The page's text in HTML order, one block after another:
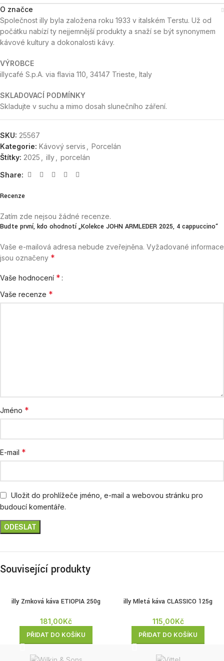
O značce
Společnost illy byla založena roku 1933 v italském Terstu. Už od
počátku nabízí ty nejjemnější produkty a snaží se být synonymem
kávové kultury a dokonalosti kávy.
VÝROBCE
illycafé S.p.A. via flavia 110, 34147 Trieste, Italy
SKLADOVACÍ PODMÍNKY
Skladujte v suchu a mimo dosah slunečního záření.
SKU: 25567
Kategorie: Kávový servis
Porcelán
Štítky: 2025 illy porcelán
Share:
Recenze
Zatím zde nejsou žádné recenze.
Buďte první, kdo ohodnotí „Kolekce JOHN ARMLEDER 2025, 4 cappuccino“
Vaše e-mailová adresa nebude zveřejněna. Vyžadované informace
jsou označeny *
Vaše hodnocení *
Vaše recenze *
Jméno *
E-mail *
Uložit do prohlížeče jméno, e-mail a webovou stránku pro
budoucí komentáře.
Související produkty
illy Zrnková káva ETIOPIA 250g
181,00Kč
PŘIDAT DO KOŠÍKU
illy Mletá káva CLASSICO 125g
115,00Kč
PŘIDAT DO KOŠÍKU